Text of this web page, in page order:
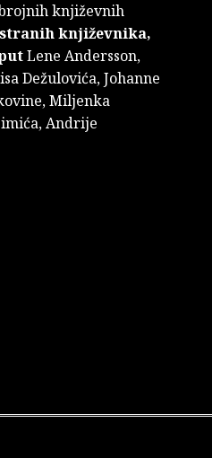
književnih
književnika,
Lene Andersson,
Dežulovića, Johanne
Miljenka
Andrije